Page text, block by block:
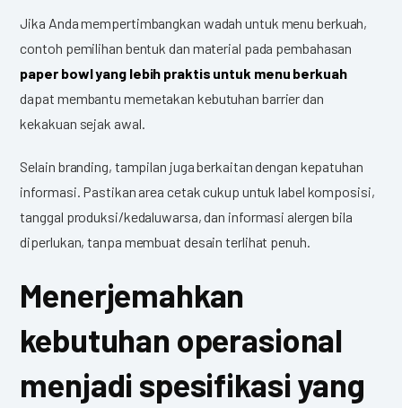
Jika Anda mempertimbangkan wadah untuk menu berkuah,
contoh pemilihan bentuk dan material pada pembahasan
paper bowl yang lebih praktis untuk menu berkuah
dapat membantu memetakan kebutuhan barrier dan
kekakuan sejak awal.
Selain branding, tampilan juga berkaitan dengan kepatuhan
informasi. Pastikan area cetak cukup untuk label komposisi,
tanggal produksi/kedaluwarsa, dan informasi alergen bila
diperlukan, tanpa membuat desain terlihat penuh.
Menerjemahkan
kebutuhan operasional
menjadi spesifikasi yang